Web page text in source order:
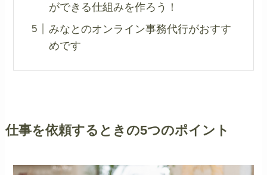
ができる仕組みを作ろう！
みなとのオンライン事務代行がおすす
めです
仕事を依頼するときの5つのポイント